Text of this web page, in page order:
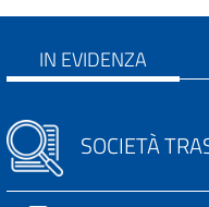
IN EVIDENZA
SOCIETÀ